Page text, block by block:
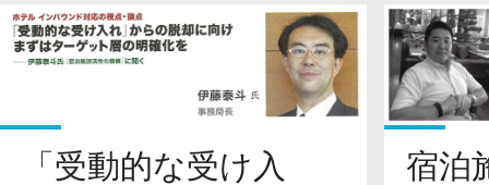
「受動的な受け入
宿泊